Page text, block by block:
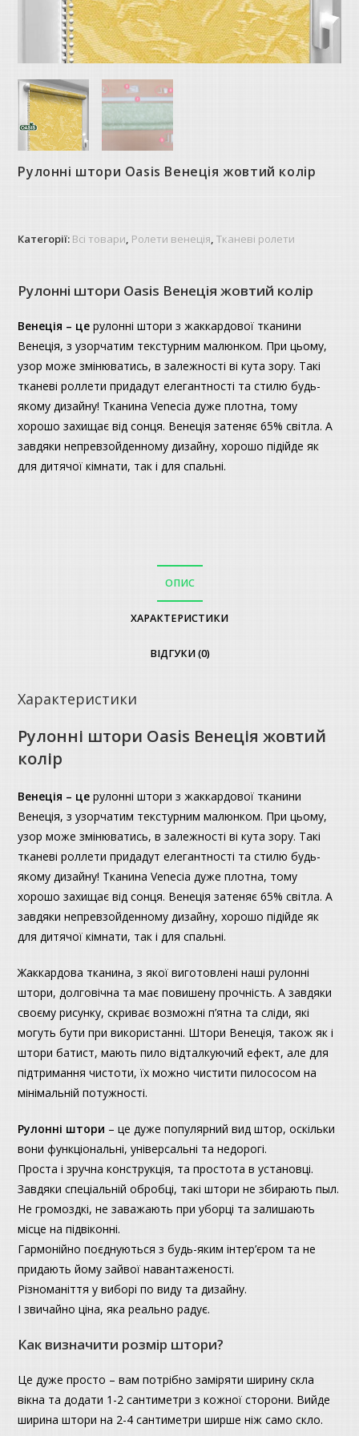
Рулонні штори Oasis Венеція жовтий колір
Категорії: Всі товари, Ролети венеція,Тканеві ролети
Рулонні штори Oasis Венеція жовтий колір
Венеція – це рулонні штори з жаккардової тканини
Венеція, з узорчатим текстурним малюнком. При цьому,
узор може змінюватись, в залежності ві кута зору. Такі
тканеві роллети придадут елегантності та стилю будь-
якому дизайну! Тканина Venecia дуже плотна, тому
хорошо захищає від сонця. Венеція затеняє 65% світла. А
завдяки непревзойденному дизайну, хорошо підійде як
для дитячої кімнати, так і для спальні.
ОПИС
ХАРАКТЕРИСТИКИ
ВІДГУКИ (0)
Характеристики
Рулонні штори Oasis Венеція жовтий
колір
Венеція – це рулонні штори з жаккардової тканини
Венеція, з узорчатим текстурним малюнком. При цьому,
узор може змінюватись, в залежності ві кута зору. Такі
тканеві роллети придадут елегантності та стилю будь-
якому дизайну! Тканина Venecia дуже плотна, тому
хорошо захищає від сонця. Венеція затеняє 65% світла. А
завдяки непревзойденному дизайну, хорошо підійде як
для дитячої кімнати, так і для спальні.
Жаккардова тканина, з якої виготовлені наші рулонні
штори, долговічна та має повишену прочність. А завдяки
своєму рисунку, скриває возможні п’ятна та сліди, які
могуть бути при використанні. Штори Венеція, також як і
штори батист, мають пило відталкуючий ефект, але для
підтримання чистоти, їх можно чистити пилососом на
мінімальній потужності.
Рулонні штори – це дуже популярний вид штор, оскільки
вони функціональні, універсальні та недорогі.
Проста і зручна конструкція, та простота в установці.
Завдяки спеціальній обробці, такі штори не збирають пыл.
Не громоздкі, не заважають при уборці та залишають
місце на підвіконні.
Гармонійно поєднуються з будь-яким інтер’єром та не
придають йому зайвої навантаженості.
Різноманіття у виборі по виду та дизайну.
І звичайно ціна, яка реально радує.
Как визначити розмір штори?
Це дуже просто – вам потрібно заміряти ширину скла
вікна та додати 1-2 сантиметри з кожної сторони. Вийде
ширина штори на 2-4 сантиметри ширше ніж само скло.